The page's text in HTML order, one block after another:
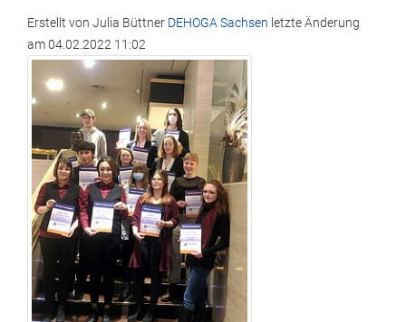
Erstellt von Julia Büttner DEHOGA Sachsen letzte Änderung
am04.02.2022 11:02